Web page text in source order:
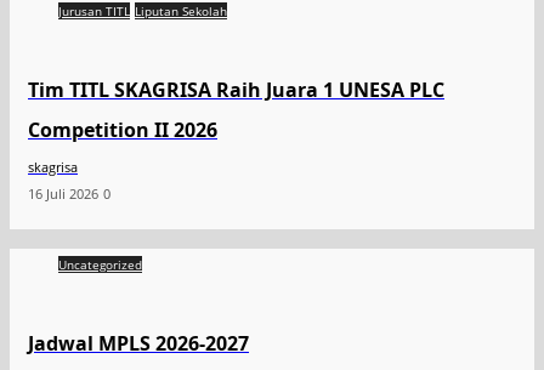
Jurusan TITL Liputan Sekolah
Tim TITL SKAGRISA Raih Juara 1 UNESA PLC
Competition II 2026
skagrisa
16 Juli 2026 0
Uncategorized
Jadwal MPLS 2026-2027